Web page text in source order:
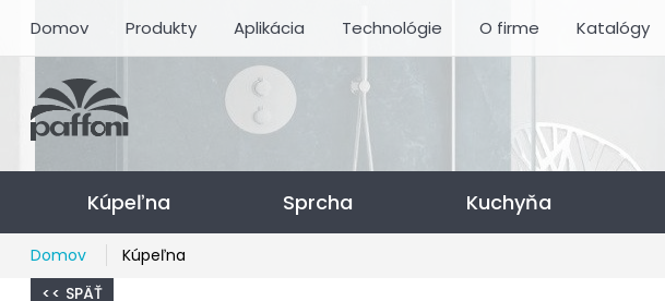
Domov Produkty Aplikácia Technológie O firme Katalógy
Kúpeľna Sprcha Kuchyňa
Domov
Kúpeľna
<< SPÄŤ